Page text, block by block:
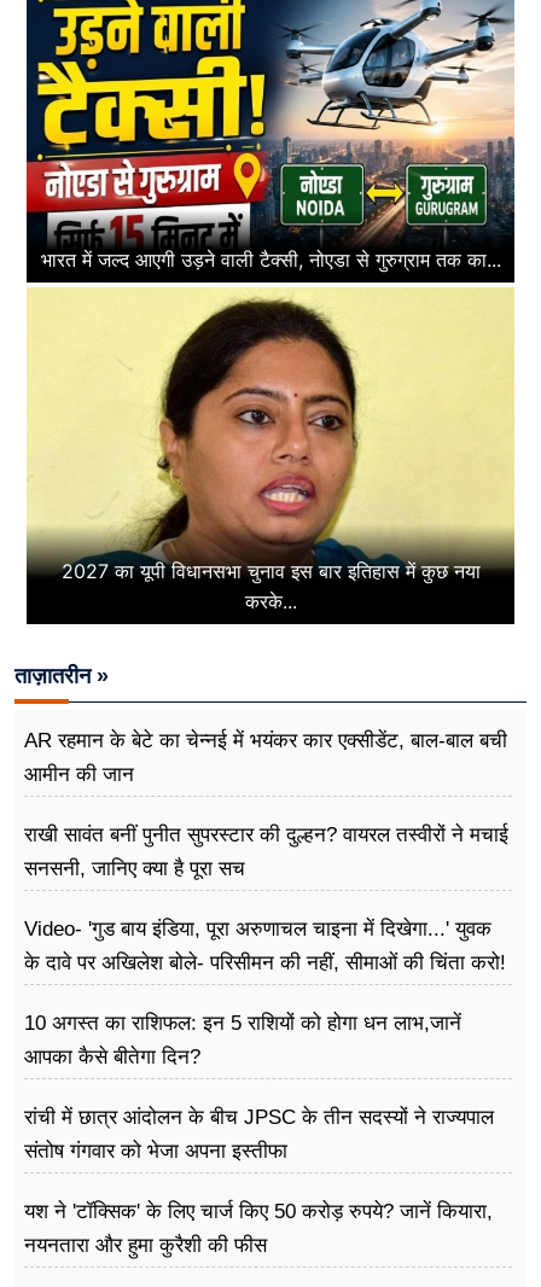
भारत में जल्द आएगी उड़ने वाली टैक्सी, नोएडा से गुरुग्राम तक का...
2027 का यूपी विधानसभा चुनाव इस बार इतिहास में कुछ नया
करके...
ताज़ातरीन »
AR रहमान के बेटे का चेन्नई में भयंकर कार एक्सीडेंट, बाल-बाल बची
आमीन की जान
राखी सावंत बनीं पुनीत सुपरस्टार की दुल्हन? वायरल तस्वीरों ने मचाई
सनसनी, जानिए क्या है पूरा सच
Video- 'गुड बाय इंडिया, पूरा अरुणाचल चाइना में दिखेगा...' युवक
के दावे पर अखिलेश बोले- परिसीमन की नहीं, सीमाओं की चिंता करो!
10 अगस्त का राशिफल: इन 5 राशियों को होगा धन लाभ,जानें
आपका कैसे बीतेगा दिन?
रांची में छात्र आंदोलन के बीच JPSC के तीन सदस्यों ने राज्यपाल
संतोष गंगवार को भेजा अपना इस्तीफा
यश ने 'टॉक्सिक' के लिए चार्ज किए 50 करोड़ रुपये? जानें कियारा,
नयनतारा और हुमा कुरैशी की फीस